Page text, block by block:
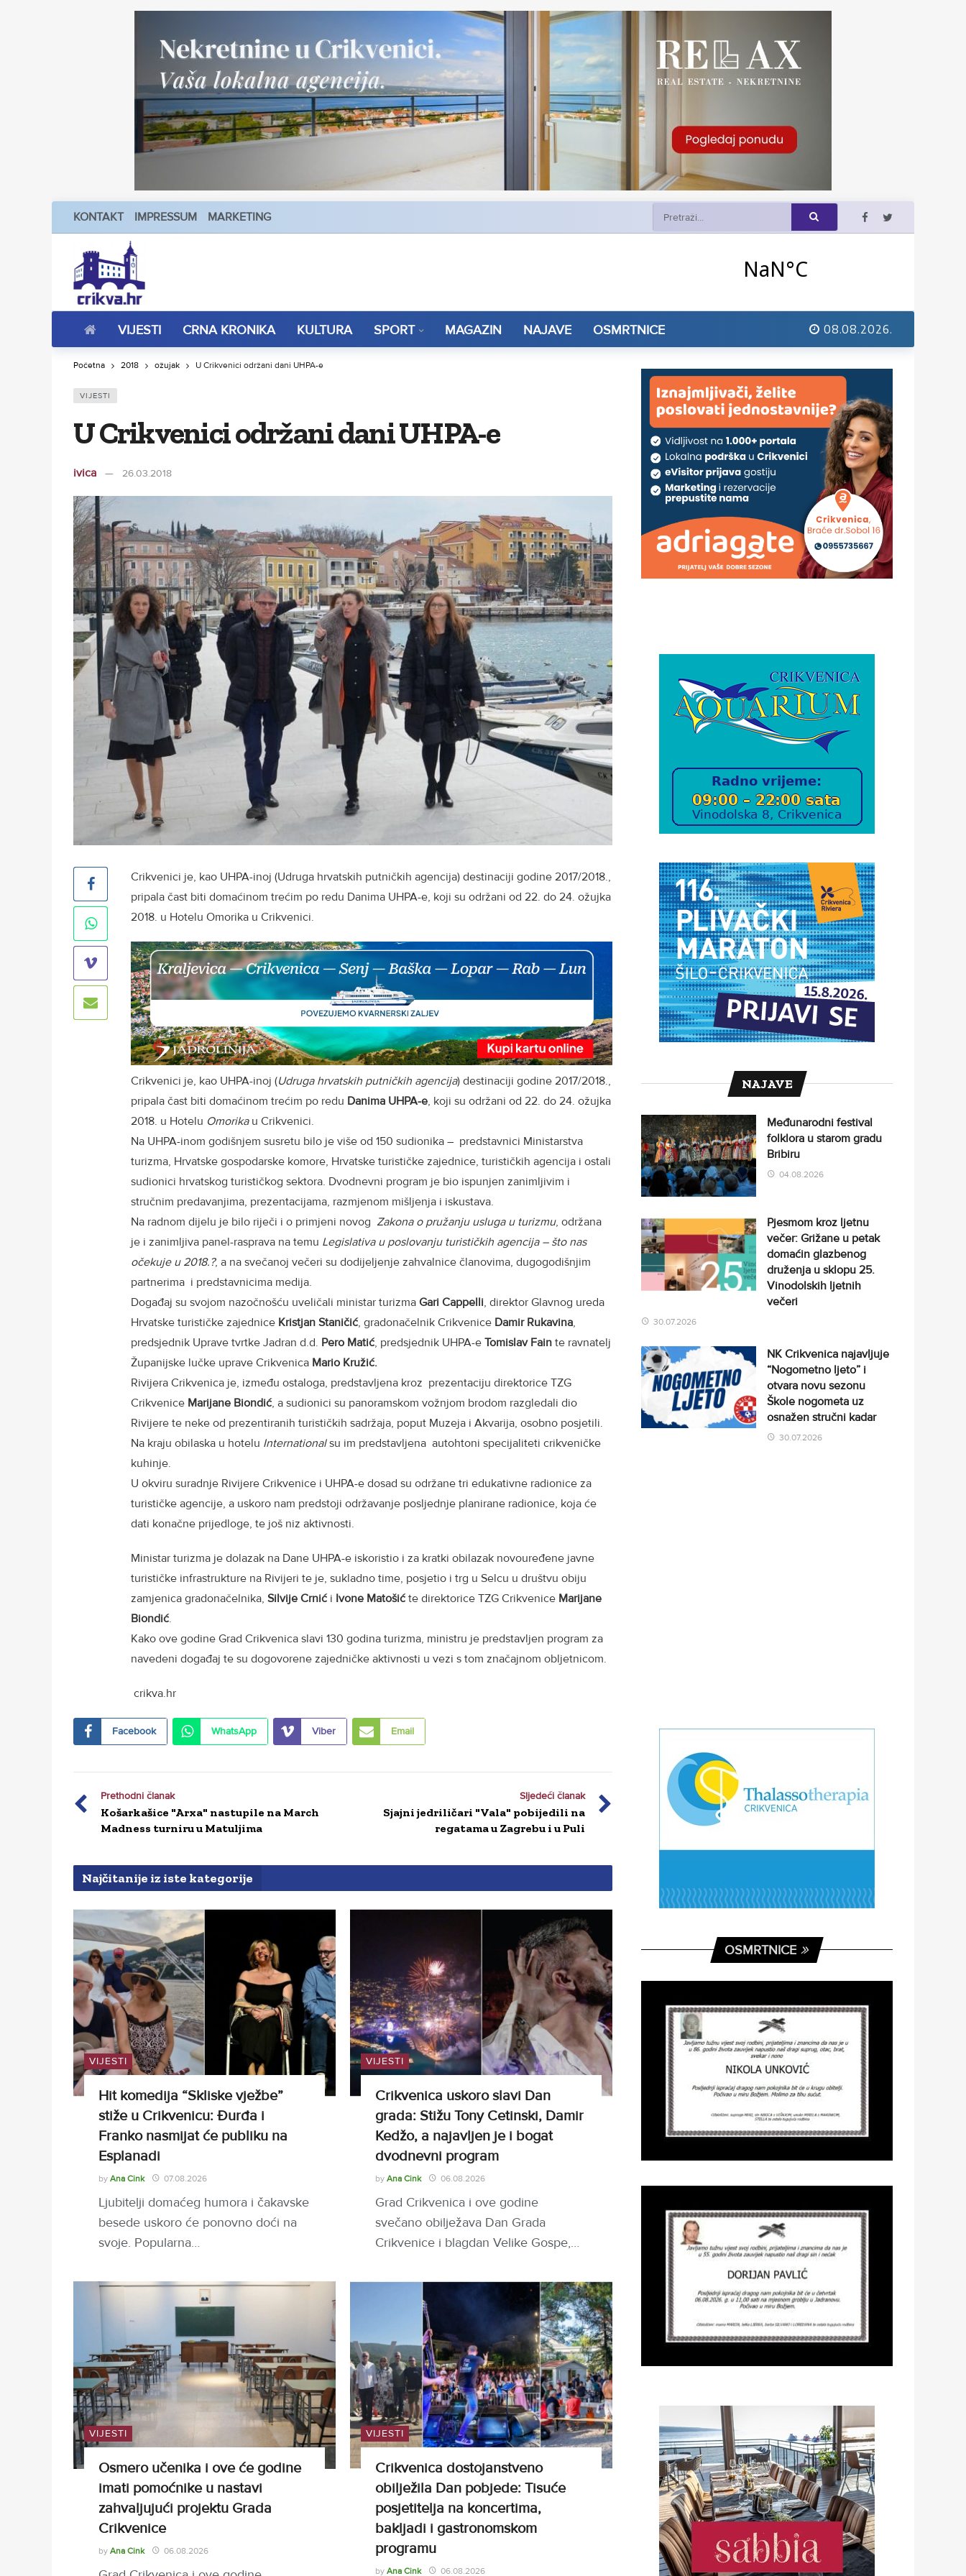
KONTAKT IMPRESSUM MARKETING
VIJESTI CRNA KRONIKA KULTURA SPORT MAGAZIN NAJAVE OSMRTNICE 08.08.2026.
Početna 2018 ožujak U Crikvenici održani dani UHPA-e
VIJESTI
U Crikvenici održani dani UHPA-e
ivica 26.03.2018
Crikvenici je, kao UHPA-inoj (Udruga hrvatskih putničkih agencija) destinaciji godine 2017/2018.,
pripala čast biti domaćinom trećim po redu Danima UHPA-e, koji su održani od 22. do 24. ožujka
2018. u Hotelu Omorika u Crikvenici.
Crikvenici je, kao UHPA-inoj (Udruga hrvatskih putničkih agencija) destinaciji godine 2017/2018.,
pripala čast biti domaćinom trećim po redu Danima UHPA-e, koji su održani od 22. do 24. ožujka
2018. u Hotelu Omorikau Crikvenici.
Na UHPA-inom godišnjem susretu bilo je više od 150 sudionika – predstavnici Ministarstva
turizma, Hrvatske gospodarske komore, Hrvatske turističke zajednice, turističkih agencija i ostali
sudionici hrvatskog turističkog sektora. Dvodnevni program je bio ispunjen zanimljivim i
stručnim predavanjima, prezentacijama, razmjenom mišljenja i iskustava.
Na radnom dijelu je bilo riječi i o primjeni novog Zakona o pružanju usluga u turizmu, održana
je i zanimljiva panel-rasprava na temu Legislativa u poslovanju turističkih agencija – što nas
očekuje u 2018.?, a na svečanoj večeri su dodijeljenje zahvalnice članovima, dugogodišnjim
partnerima i predstavnicima medija.
Događaj su svojom nazočnošću uveličali ministar turizma Gari Cappelli, direktor Glavnog ureda
Hrvatske turističke zajednice Kristjan Staničić, gradonačelnik Crikvenice Damir Rukavina,
predsjednik Uprave tvrtke Jadran d.d. Pero Matić, predsjednik UHPA-e Tomislav Fain te ravnatelj
Županijske lučke uprave Crikvenica Mario Kružić.
Rivijera Crikvenica je, između ostaloga, predstavljena kroz prezentaciju direktorice TZG
Crikvenice Marijane Biondić, a sudionici su panoramskom vožnjom brodom razgledali dio
Rivijere te neke od prezentiranih turističkih sadržaja, poput Muzeja i Akvarija, osobno posjetili.
Na kraju obilaska u hotelu Internationalsu im predstavljena autohtoni specijaliteti crikveničke
kuhinje.
U okviru suradnje Rivijere Crikvenice i UHPA-e dosad su održane tri edukativne radionice za
turističke agencije, a uskoro nam predstoji održavanje posljednje planirane radionice, koja će
dati konačne prijedloge, te još niz aktivnosti.
Ministar turizma je dolazak na Dane UHPA-e iskoristio i za kratki obilazak novouređene javne
turističke infrastrukture na Rivijeri te je, sukladno time, posjetio i trg u Selcu u društvu obiju
zamjenica gradonačelnika, Silvije Crnići Ivone Matošićte direktorice TZG Crikvenice Marijane
Biondić.
Kako ove godine Grad Crikvenica slavi 130 godina turizma, ministru je predstavljen program za
navedeni događaj te su dogovorene zajedničke aktivnosti u vezi s tom značajnom obljetnicom.
crikva.hr
Facebook WhatsApp Viber Email
Prethodni članak
Košarkašice "Arxa" nastupile na March
Madness turniru u Matuljima
Sljedeći članak
Sjajni jedriličari "Vala" pobijedili na
regatama u Zagrebu i u Puli
Najčitanije iz iste kategorije
VIJESTI
Hit komedija “Skliske vježbe”
stiže u Crikvenicu: Đurđa i
Franko nasmijat će publiku na
Esplanadi
by Ana Cink 07.08.2026
Ljubitelji domaćeg humora i čakavske
besede uskoro će ponovno doći na
svoje. Popularna…
VIJESTI
Crikvenica uskoro slavi Dan
grada: Stižu Tony Cetinski, Damir
Kedžo, a najavljen je i bogat
dvodnevni program
by Ana Cink 06.08.2026
Grad Crikvenica i ove godine
svečano obilježava Dan Grada
Crikvenice i blagdan Velike Gospe,…
VIJESTI
Osmero učenika i ove će godine
imati pomoćnike u nastavi
zahvaljujući projektu Grada
Crikvenice
by Ana Cink 06.08.2026
VIJESTI
Crikvenica dostojanstveno
obilježila Dan pobjede: Tisuće
posjetitelja na koncertima,
bakljadi i gastronomskom
programu
by Ana Cink 06.08.2026
NAJAVE
Međunarodni festival
folklora u starom gradu
Bribiru
04.08.2026
Pjesmom kroz ljetnu
večer: Grižane u petak
domaćin glazbenog
druženja u sklopu 25.
Vinodolskih ljetnih
večeri
30.07.2026
NK Crikvenica najavljuje
“Nogometno ljeto” i
otvara novu sezonu
Škole nogometa uz
osnažen stručni kadar
30.07.2026
OSMRTNICE